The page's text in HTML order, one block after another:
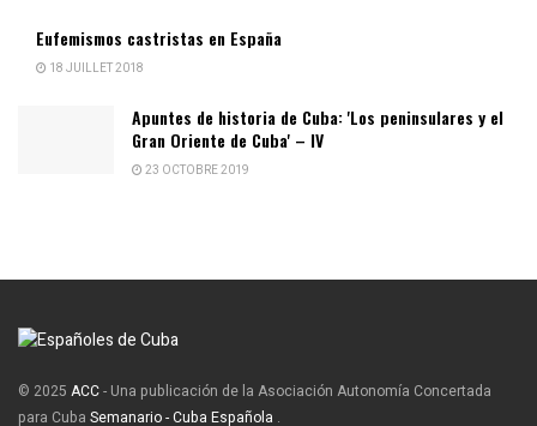
Eufemismos castristas en España
18 JUILLET 2018
Apuntes de historia de Cuba: 'Los peninsulares y el
Gran Oriente de Cuba' – IV
23 OCTOBRE 2019
© 2025 ACC- Una publicación de la Asociación Autonomía Concertada
para Cuba Semanario - Cuba Española .